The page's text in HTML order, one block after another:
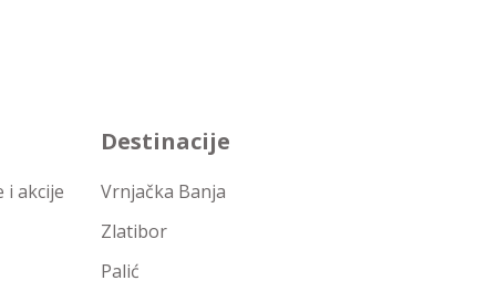
i akcije
Destinacije
Vrnjačka Banja
Zlatibor
Palić